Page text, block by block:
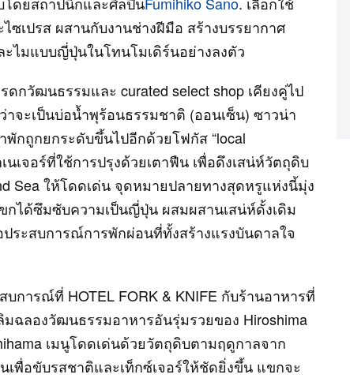
ซเปรส ผสานกับงานช่างฝีมือ สร้างบรรยากาศ
ไมแบบญี่ปุ่นในโทนโมเดิร์นอย่างลงตัว
กวัฒนธรรมและ curated select shop เคียงคู่ไป
าจะเป็นบ่อน้ำพุร้อนธรรมชาติ (ออนเซ็น) ซาวน่า
กถูกยกระดับขึ้นไปอีกด้วยโฟกัส “local
นเจอร์ที่ใช้การปรุงด้วยเตาฟืน เพื่อดึงเสน่ห์วัตถุดิบ
Sea ให้โดดเด่น จุดหมายปลายทางสุดหรูแห่งนี้มุ่ง
กได้ซึมซับความเป็นญี่ปุ่น ผสมผสานเสน่ห์ดั้งเดิม
ระสบการณ์การพักผ่อนที่ทั้งสร้างแรงบันดาลใจ
การณ์ที่ HOTEL FORK & KNIFE กับร้านอาหารที่
มฉลองวัฒนธรรมอาหารอันรุ่มรวยของ Hiroshima
เมนูโดดเด่นด้วยวัตถุดิบตามฤดูกาลจาก
เพื่อขับรสชาติและเท็กซ์เจอร์ให้ชัดยิ่งขึ้น แขกจะ